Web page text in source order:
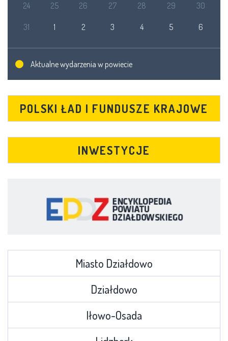
24 25 26 27 28 29 30
31 1 2 3 4 5 6
Aktualne wydarzenia w powiecie
POLSKI ŁAD I FUNDUSZE KRAJOWE
INWESTYCJE
Miasto Działdowo
Działdowo
Iłowo-Osada